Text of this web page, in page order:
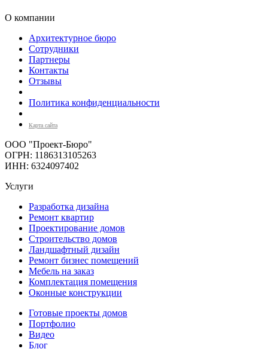
О компании
Архитектурное бюро
Сотрудники
Партнеры
Контакты
Отзывы
Политика конфиденциальности
Карта сайта
ООО "Проект-Бюро"
ОГРН: 1186313105263
ИНН: 6324097402
Услуги
Разработка дизайна
Ремонт квартир
Проектирование домов
Строительство домов
Ландшафтный дизайн
Ремонт бизнес помещений
Мебель на заказ
Комплектация помещения
Оконные конструкции
Готовые проекты домов
Портфолио
Видео
Блог